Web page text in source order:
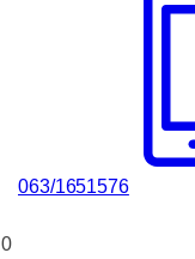
063/1651576
0